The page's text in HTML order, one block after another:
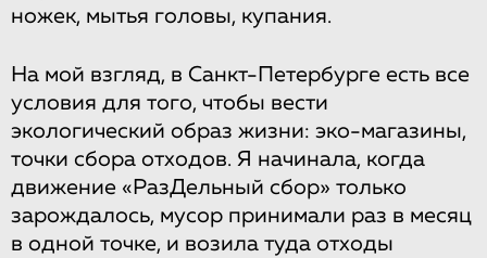
ножек, мытья головы, купания.
На мой взгляд, в Санкт-Петербурге есть все
условия для того, чтобы вести
экологический образ жизни: эко-магазины,
точки сбора отходов. Я начинала, когда
движение «РазДельный сбор» только
зарождалось, мусор принимали раз в месяц
в одной точке, и возила туда отходы